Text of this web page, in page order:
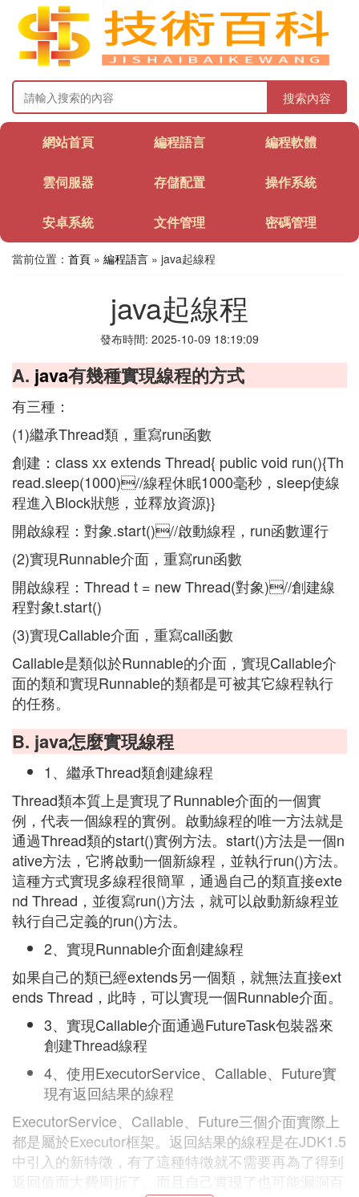
搜索內容
網站首頁 編程語言 編程軟體
雲伺服器 存儲配置 操作系統
安卓系統 文件管理 密碼管理
當前位置： 首頁 » 編程語言 » java起線程
java起線程
發布時間: 2025-10-09 18:19:09
A. java有幾種實現線程的方式
有三種：
(1)繼承Thread類，重寫run函數
創建：class xx extends Thread{ public void run(){Th
read.sleep(1000)//線程休眠1000毫秒，sleep使線
程進入Block狀態，並釋放資源}}
開啟線程：對象.start()//啟動線程，run函數運行
(2)實現Runnable介面，重寫run函數
開啟線程：Thread t = new Thread(對象)//創建線
程對象t.start()
(3)實現Callable介面，重寫call函數
Callable是類似於Runnable的介面，實現Callable介
面的類和實現Runnable的類都是可被其它線程執行
的任務。
B. java怎麼實現線程
1、繼承Thread類創建線程
Thread類本質上是實現了Runnable介面的一個實
例，代表一個線程的實例。啟動線程的唯一方法就是
通過Thread類的start()實例方法。start()方法是一個n
ative方法，它將啟動一個新線程，並執行run()方法。
這種方式實現多線程很簡單，通過自己的類直接exte
nd Thread，並復寫run()方法，就可以啟動新線程並
執行自己定義的run()方法。
2、實現Runnable介面創建線程
如果自己的類已經extends另一個類，就無法直接ext
ends Thread，此時，可以實現一個Runnable介面。
3、實現Callable介面通過FutureTask包裝器來
創建Thread線程
4、使用ExecutorService、Callable、Future實
現有返回結果的線程
ExecutorService、Callable、Future三個介面實際上
都是屬於Executor框架。返回結果的線程是在JDK1.5
中引入的新特徵，有了這種特徵就不需要再為了得到
返回值而大費周折了。而且自己實現了也可能漏洞百